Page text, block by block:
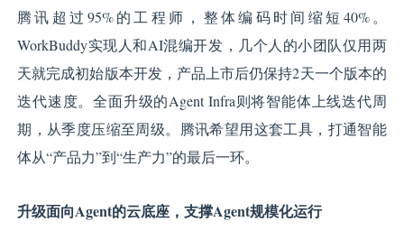
腾讯超过95%的工程师，整体编码时间缩短40%。
WorkBuddy实现人和AI混编开发，几个人的小团队仅用两
天就完成初始版本开发，产品上市后仍保持2天一个版本的
迭代速度。全面升级的Agent Infra则将智能体上线迭代周
期，从季度压缩至周级。腾讯希望用这套工具，打通智能
体从“产品力”到“生产力”的最后一环。
升级面向Agent的云底座，支撑Agent规模化运行